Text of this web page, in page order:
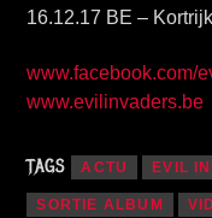
16.12.17 BE –
www.facebook.com/
www.evilinvaders.be
TAGS ACTU EVIL
SORTIE ALBUM